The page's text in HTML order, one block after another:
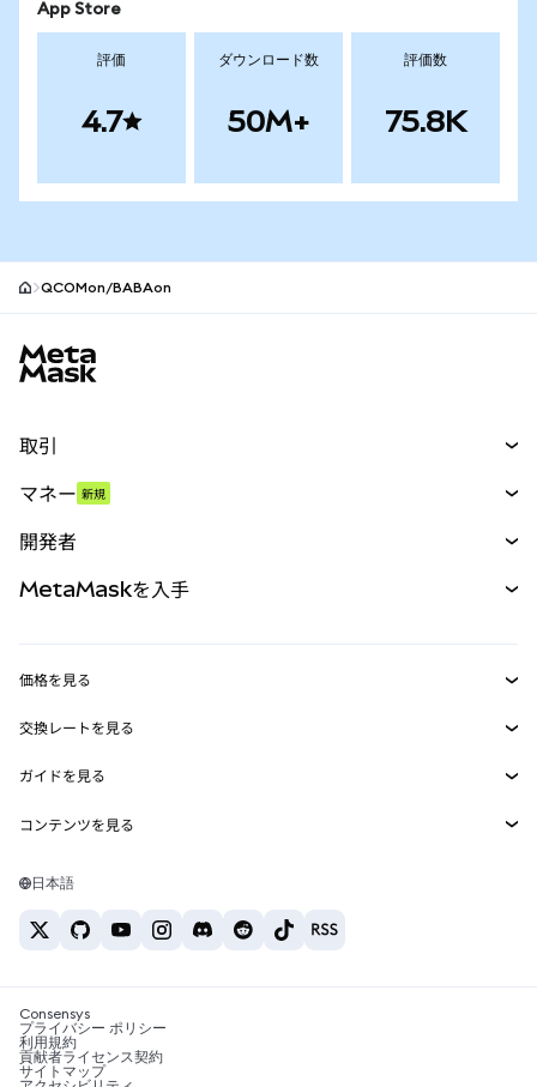
App Store
評価
4.7
ダウンロード数
50M+
評価数
75.8K
QCOMon/BABAon
取引
パーペチュアル
RWA
マネー 新規
開発者
MetaMask Connect
Snaps
Web3サービス
MetaMaskを入手
セキュリティ
サポート
キャリア
お問い合わせ
価格を見る
イーサリアムの価格
Solanaの価格
Tetherの価格
交換レートを見る
ETH→USD
USDT→INR
BTC→INR
ETH→USDT
ガイドを見る
ETHの購入
USDTの購入
SHIBの購入
BNBの購入
コンテンツを見る
Solanaウォレット
税制関連ニュース
暗号資産の購入方法は？
日本語
Consensys
プライバシー ポリシー
利用規約
貢献者ライセンス契約
サイトマップ